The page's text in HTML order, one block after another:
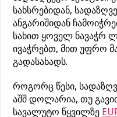
სახსრებიდან,
ანგარიშიდან
სახით ყოველ ნავაჭრ
ივაჭრებთ, მით უფრო
გადასახადს.
როგორც წესი,
აშშ დოლარია, თუ
სავალუტო წყვილზე